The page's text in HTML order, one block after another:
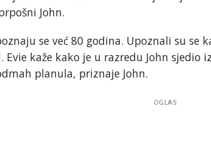
John.
se već 80 godina. Upoznali su
Evie kaže kako je u razredu John sjedio
planula, priznaje John.
OGLAS